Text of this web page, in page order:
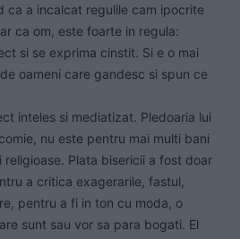
ca a incalcat regulile cam ipocrite
ca om, este foarte in regula:
si se exprima cinstit. Si e o mai
oameni care gandesc si spun ce
inteles si mediatizat. Pledoaria lui
nu este pentru mai multi bani
religioase. Plata bisericii a fost doar
a critica exagerarile, fastul,
pentru a fi in ton cu moda, o
sunt sau vor sa para bogati. El